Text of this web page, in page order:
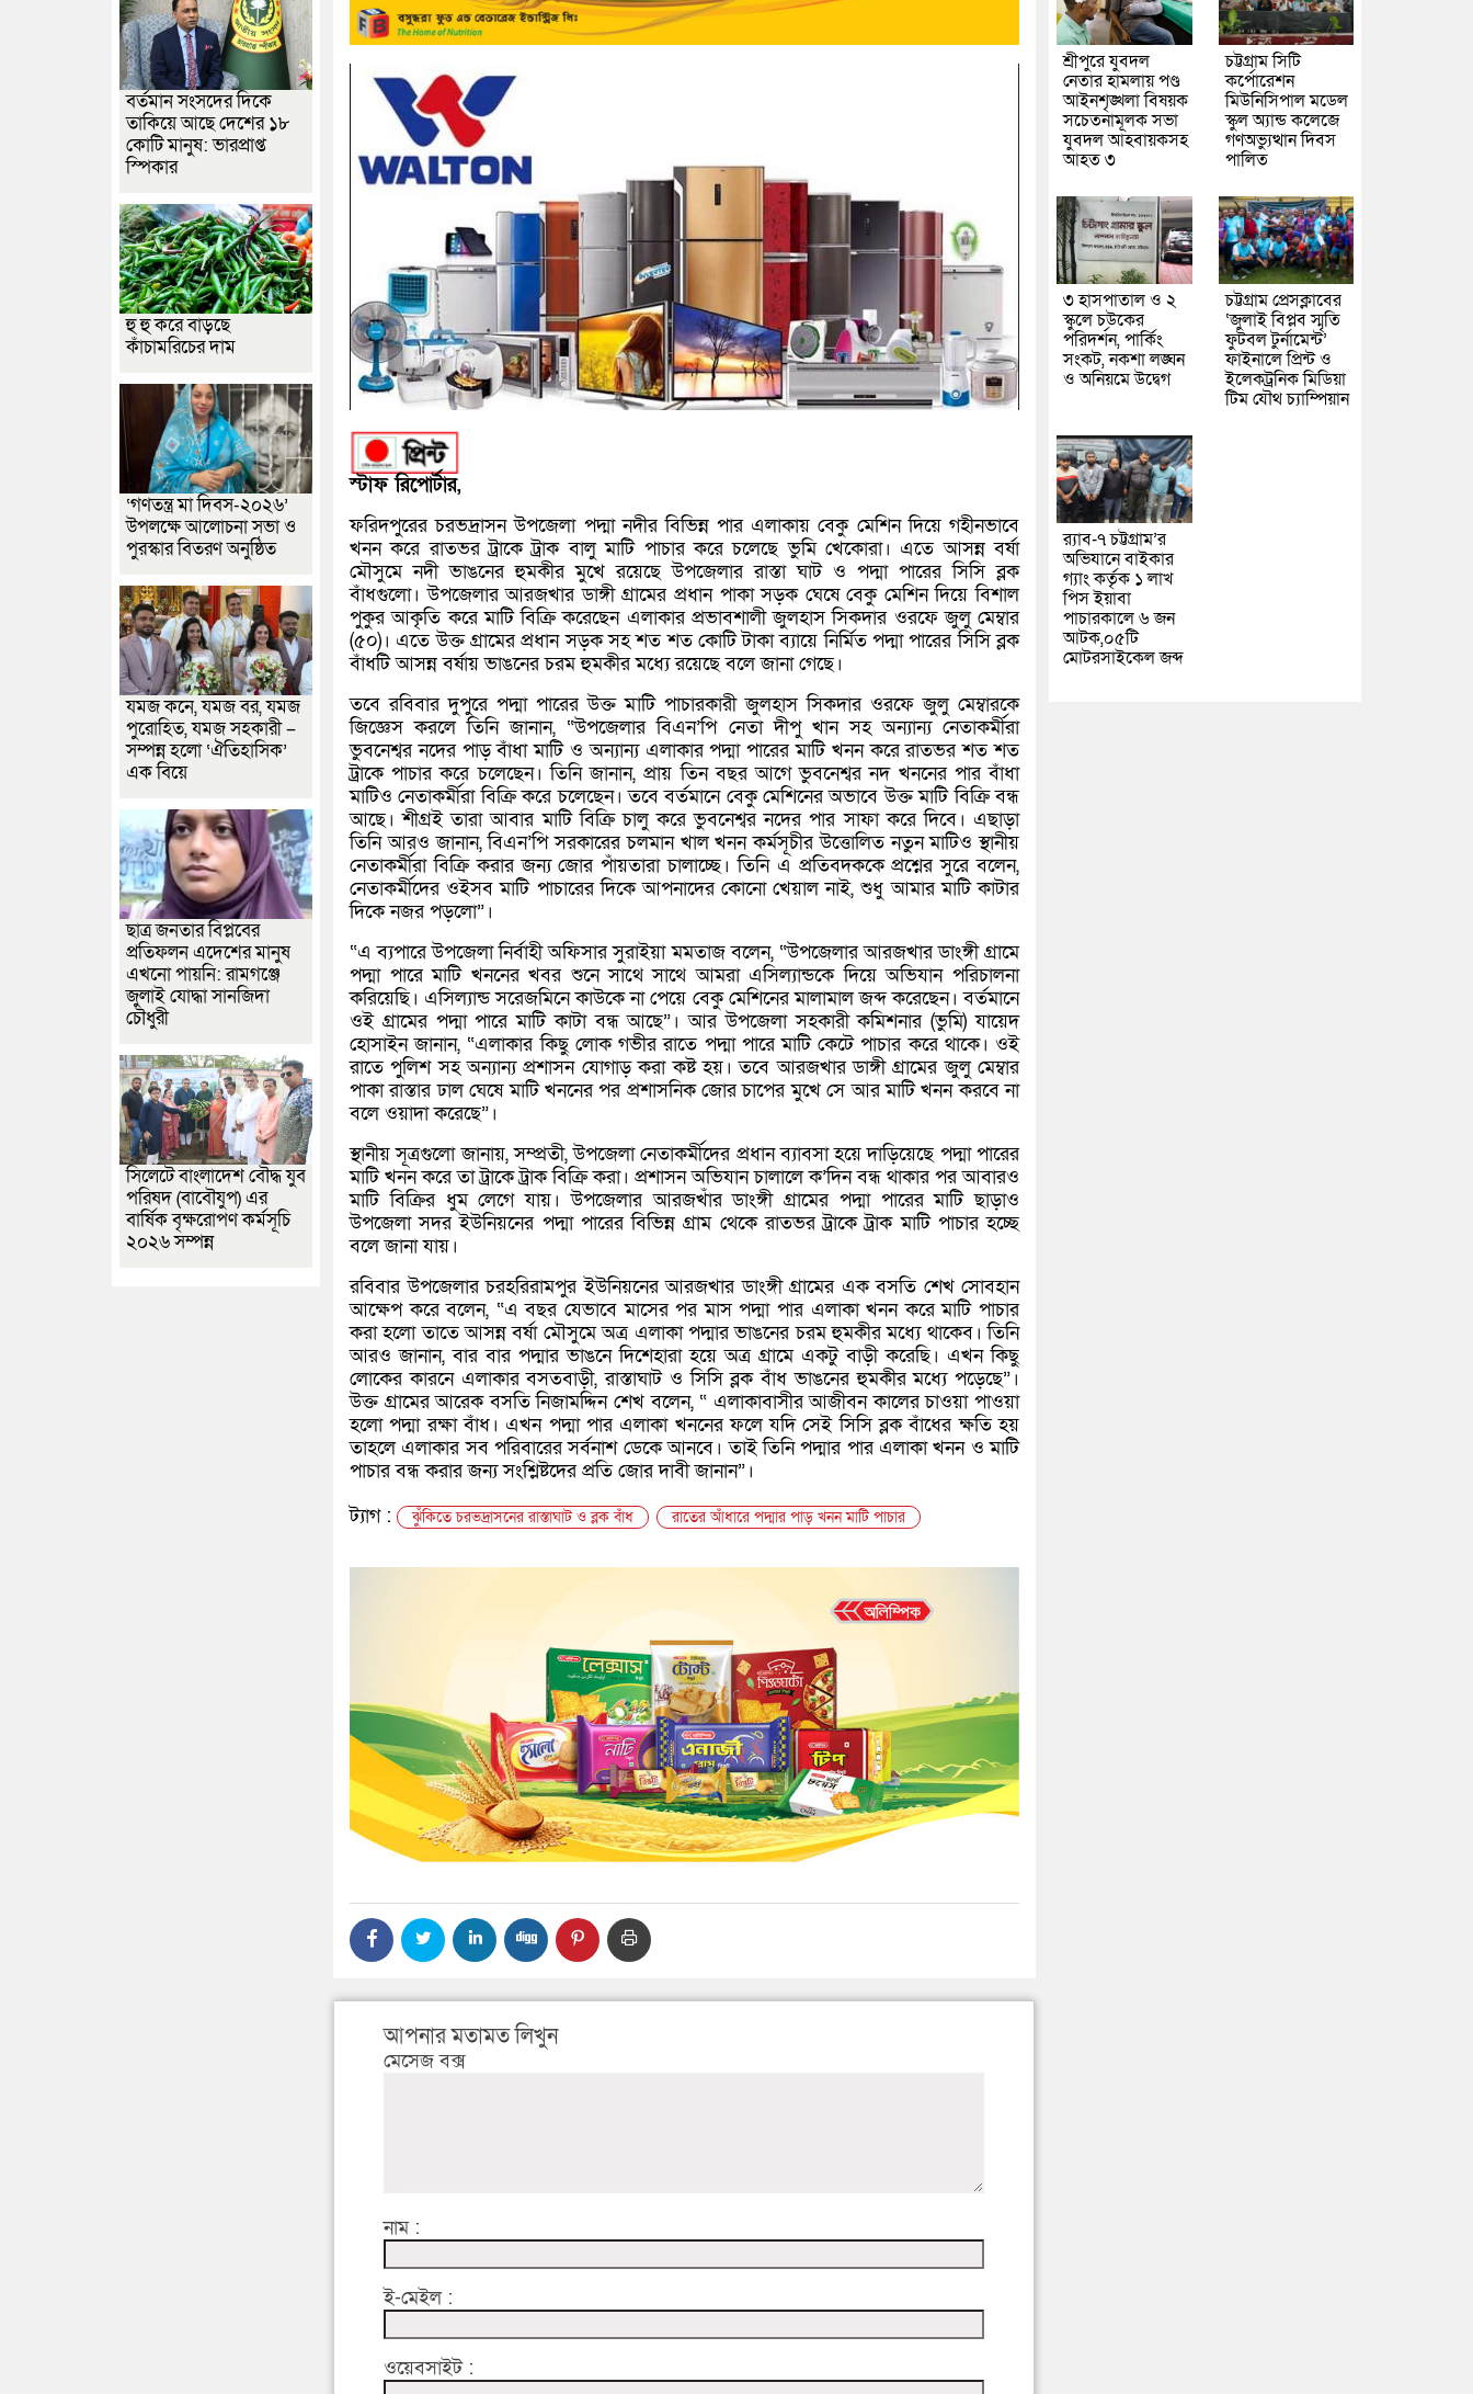
স্টাফ রিপোর্টার,
ফরিদপুরের চরভদ্রাসন উপজেলা পদ্মা নদীর বিভিন্ন পার এলাকায় বেকু মেশিন দিয়ে গহীনভাবে
খনন করে রাতভর ট্রাকে ট্রাক বালু মাটি পাচার করে চলেছে ভুমি খেকোরা। এতে আসন্ন বর্ষা
মৌসুমে নদী ভাঙনের হুমকীর মুখে রয়েছে উপজেলার রাস্তা ঘাট ও পদ্মা পারের সিসি ব্লক
বাঁধগুলো। উপজেলার আরজখার ডাঙ্গী গ্রামের প্রধান পাকা সড়ক ঘেষে বেকু মেশিন দিয়ে বিশাল
পুকুর আকৃতি করে মাটি বিক্রি করেছেন এলাকার প্রভাবশালী জুলহাস সিকদার ওরফে জুলু মেম্বার
(৫০)। এতে উক্ত গ্রামের প্রধান সড়ক সহ শত শত কোটি টাকা ব্যায়ে নির্মিত পদ্মা পারের সিসি ব্লক
বাঁধটি আসন্ন বর্ষায় ভাঙনের চরম হুমকীর মধ্যে রয়েছে বলে জানা গেছে।
তবে রবিবার দুপুরে পদ্মা পারের উক্ত মাটি পাচারকারী জুলহাস সিকদার ওরফে জুলু মেম্বারকে
জিজ্ঞেস করলে তিনি জানান, “উপজেলার বিএন’পি নেতা দীপু খান সহ অন্যান্য নেতাকর্মীরা
ভুবনেশ্বর নদের পাড় বাঁধা মাটি ও অন্যান্য এলাকার পদ্মা পারের মাটি খনন করে রাতভর শত শত
ট্রাকে পাচার করে চলেছেন। তিনি জানান, প্রায় তিন বছর আগে ভুবনেশ্বর নদ খননের পার বাঁধা
মাটিও নেতাকর্মীরা বিক্রি করে চলেছেন। তবে বর্তমানে বেকু মেশিনের অভাবে উক্ত মাটি বিক্রি বন্ধ
আছে। শীগ্রই তারা আবার মাটি বিক্রি চালু করে ভুবনেশ্বর নদের পার সাফা করে দিবে। এছাড়া
তিনি আরও জানান, বিএন’পি সরকারের চলমান খাল খনন কর্মসূচীর উত্তোলিত নতুন মাটিও স্থানীয়
নেতাকর্মীরা বিক্রি করার জন্য জোর পাঁয়তারা চালাচ্ছে। তিনি এ প্রতিবদককে প্রশ্নের সুরে বলেন,
নেতাকর্মীদের ওইসব মাটি পাচারের দিকে আপনাদের কোনো খেয়াল নাই, শুধু আমার মাটি কাটার
দিকে নজর পড়লো”।
“এ ব্যপারে উপজেলা নির্বাহী অফিসার সুরাইয়া মমতাজ বলেন, “উপজেলার আরজখার ডাংঙ্গী গ্রামে
পদ্মা পারে মাটি খননের খবর শুনে সাথে সাথে আমরা এসিল্যান্ডকে দিয়ে অভিযান পরিচালনা
করিয়েছি। এসিল্যান্ড সরেজমিনে কাউকে না পেয়ে বেকু মেশিনের মালামাল জব্দ করেছেন। বর্তমানে
ওই গ্রামের পদ্মা পারে মাটি কাটা বন্ধ আছে”। আর উপজেলা সহকারী কমিশনার (ভুমি) যায়েদ
হোসাইন জানান, “এলাকার কিছু লোক গভীর রাতে পদ্মা পারে মাটি কেটে পাচার করে থাকে। ওই
রাতে পুলিশ সহ অন্যান্য প্রশাসন যোগাড় করা কষ্ট হয়। তবে আরজখার ডাঙ্গী গ্রামের জুলু মেম্বার
পাকা রাস্তার ঢাল ঘেষে মাটি খননের পর প্রশাসনিক জোর চাপের মুখে সে আর মাটি খনন করবে না
বলে ওয়াদা করেছে”।
স্থানীয় সূত্রগুলো জানায়, সম্প্রতী, উপজেলা নেতাকর্মীদের প্রধান ব্যাবসা হয়ে দাড়িয়েছে পদ্মা পারের
মাটি খনন করে তা ট্রাকে ট্রাক বিক্রি করা। প্রশাসন অভিযান চালালে ক’দিন বন্ধ থাকার পর আবারও
মাটি বিক্রির ধুম লেগে যায়। উপজেলার আরজখাঁর ডাংঙ্গী গ্রামের পদ্মা পারের মাটি ছাড়াও
উপজেলা সদর ইউনিয়নের পদ্মা পারের বিভিন্ন গ্রাম থেকে রাতভর ট্রাকে ট্রাক মাটি পাচার হচ্ছে
বলে জানা যায়।
রবিবার উপজেলার চরহরিরামপুর ইউনিয়নের আরজখার ডাংঙ্গী গ্রামের এক বসতি শেখ সোবহান
আক্ষেপ করে বলেন, “এ বছর যেভাবে মাসের পর মাস পদ্মা পার এলাকা খনন করে মাটি পাচার
করা হলো তাতে আসন্ন বর্ষা মৌসুমে অত্র এলাকা পদ্মার ভাঙনের চরম হুমকীর মধ্যে থাকেব। তিনি
আরও জানান, বার বার পদ্মার ভাঙনে দিশেহারা হয়ে অত্র গ্রামে একটু বাড়ী করেছি। এখন কিছু
লোকের কারনে এলাকার বসতবাড়ী, রাস্তাঘাট ও সিসি ব্লক বাঁধ ভাঙনের হুমকীর মধ্যে পড়েছে”।
উক্ত গ্রামের আরেক বসতি নিজামদ্দিন শেখ বলেন, “ এলাকাবাসীর আজীবন কালের চাওয়া পাওয়া
হলো পদ্মা রক্ষা বাঁধ। এখন পদ্মা পার এলাকা খননের ফলে যদি সেই সিসি ব্লক বাঁধের ক্ষতি হয়
তাহলে এলাকার সব পরিবারের সর্বনাশ ডেকে আনবে। তাই তিনি পদ্মার পার এলাকা খনন ও মাটি
পাচার বন্ধ করার জন্য সংশ্লিষ্টদের প্রতি জোর দাবী জানান”।
ট্যাগ :
ঝুঁকিতে চরভদ্রাসনের রাস্তাঘাট ও ব্লক বাঁধ রাতের আঁধারে পদ্মার পাড় খনন মাটি পাচার
আপনার মতামত লিখুন
মেসেজ বক্স
নাম :
ই-মেইল :
ওয়েবসাইট :
বর্তমান সংসদের দিকে
তাকিয়ে আছে দেশের ১৮
কোটি মানুষ: ভারপ্রাপ্ত
স্পিকার
হু হু করে বাড়ছে
কাঁচামরিচের দাম
‘গণতন্ত্র মা দিবস-২০২৬’
উপলক্ষে আলোচনা সভা ও
পুরস্কার বিতরণ অনুষ্ঠিত
যমজ কনে, যমজ বর, যমজ
পুরোহিত, যমজ সহকারী –
সম্পন্ন হলো ‘ঐতিহাসিক’
এক বিয়ে
ছাত্র জনতার বিপ্লবের
প্রতিফলন এদেশের মানুষ
এখনো পায়নি: রামগঞ্জে
জুলাই যোদ্ধা সানজিদা
চৌধুরী
সিলেটে বাংলাদেশ বৌদ্ধ যুব
পরিষদ (বাবৌযুপ) এর
বার্ষিক বৃক্ষরোপণ কর্মসূচি
২০২৬ সম্পন্ন
শ্রীপুরে যুবদল
নেতার হামলায় পণ্ড
আইনশৃঙ্খলা বিষয়ক
সচেতনামূলক সভা
যুবদল আহবায়কসহ
আহত ৩
চট্টগ্রাম সিটি
কর্পোরেশন
মিউনিসিপাল মডেল
স্কুল অ্যান্ড কলেজে
গণঅভ্যুত্থান দিবস
পালিত
৩ হাসপাতাল ও ২
স্কুলে চউকের
পরিদর্শন, পার্কিং
সংকট, নকশা লঙ্ঘন
ও অনিয়মে উদ্বেগ
চট্টগ্রাম প্রেসক্লাবের
‘জুলাই বিপ্লব স্মৃতি
ফুটবল টুর্নামেন্ট’
ফাইনালে প্রিন্ট ও
ইলেকট্রনিক মিডিয়া
টিম যৌথ চ্যাম্পিয়ান
র‌্যাব-৭ চট্টগ্রাম’র
অভিযানে বাইকার
গ্যাং কর্তৃক ১ লাখ
পিস ইয়াবা
পাচারকালে ৬ জন
আটক,০৫টি
মোটরসাইকেল জব্দ